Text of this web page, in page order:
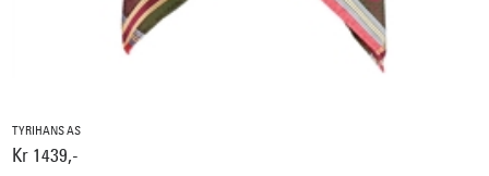
TYRIHANS AS
Kr 1439,-